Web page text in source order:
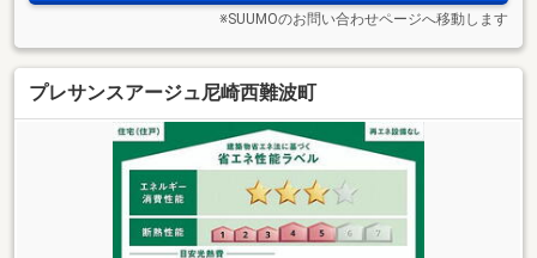
※SUUMOのお問い合わせページへ移動します
プレサンスアージュ尼崎西難波町